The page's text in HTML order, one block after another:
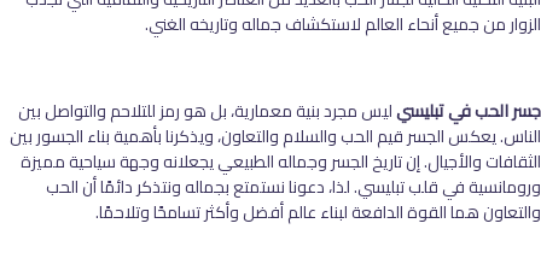
الزوار من جميع أنحاء العالم لاستكشاف جماله وتاريخه الغني.
جسر الحب في تبليسيليس مجرد بنية معمارية، بل هو رمز للتلاحم والتواصل بين
الناس. يعكس الجسر قيم الحب والسلام والتعاون، ويذكرنا بأهمية بناء الجسور بين
الثقافات والأجيال. إن تاريخ الجسر وجماله الطبيعي يجعلانه وجهة سياحية مميزة
ورومانسية في قلب تبليسي. لذا، دعونا نستمتع بجماله ونتذكر دائمًا أن الحب
والتعاون هما القوة الدافعة لبناء عالم أفضل وأكثر تسامحًا وتلاحمًا.